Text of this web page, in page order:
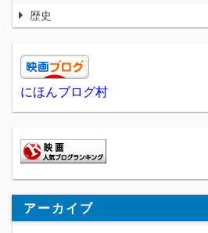
歴史
にほんブログ村
アーカイブ